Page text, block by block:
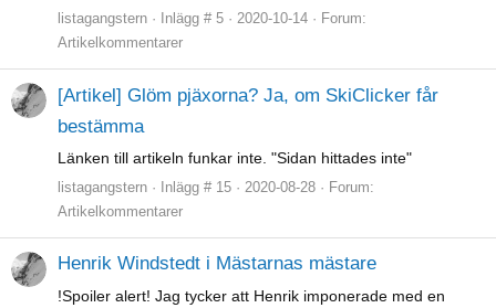
listagangstern Inlägg # 5 2020-10-14
Forum:
Artikelkommentarer
[Artikel] Glöm pjäxorna? Ja, om SkiClicker får
bestämma
Länken till artikeln funkar inte. "Sidan hittades inte"
listagangstern Inlägg # 15 2020-08-28
Forum:
Artikelkommentarer
Henrik Windstedt i Mästarnas mästare
!Spoiler alert! Jag tycker att Henrik imponerade med en